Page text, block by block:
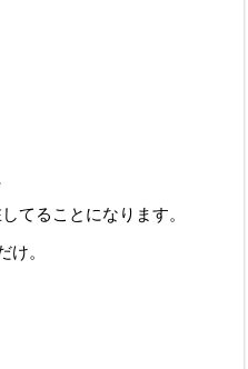
てることになります。
け。